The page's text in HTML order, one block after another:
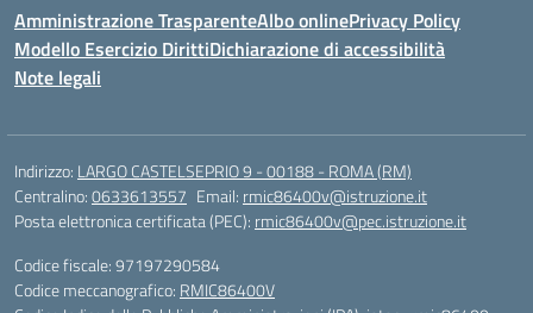
Amministrazione TrasparenteAlbo onlinePrivacy Policy
Modello Esercizio DirittiDichiarazione di accessibilità
Note legali
Indirizzo: LARGO CASTELSEPRIO 9 - 00188 - ROMA (RM)
Centralino:0633613557 Email: rmic86400v@istruzione.it
Posta elettronica certificata (PEC): rmic86400v@pec.istruzione.it
Codice fiscale: 97197290584
Codice meccanografico: RMIC86400V